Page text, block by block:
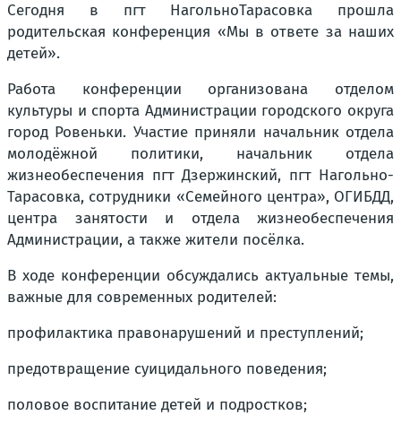
Сегодня в пгт НагольноТарасовка прошла
родительская конференция «Мы в ответе за наших
детей».
Работа конференции организована отделом
культуры и спорта Администрации городского округа
город Ровеньки. Участие приняли начальник отдела
молодёжной политики, начальник отдела
жизнеобеспечения пгт Дзержинский, пгт Нагольно-
Тарасовка, сотрудники «Семейного центра», ОГИБДД,
центра занятости и отдела жизнеобеспечения
Администрации, а также жители посёлка.
В ходе конференции обсуждались актуальные темы,
важные для современных родителей:
профилактика правонарушений и преступлений;
предотвращение суицидального поведения;
половое воспитание детей и подростков;